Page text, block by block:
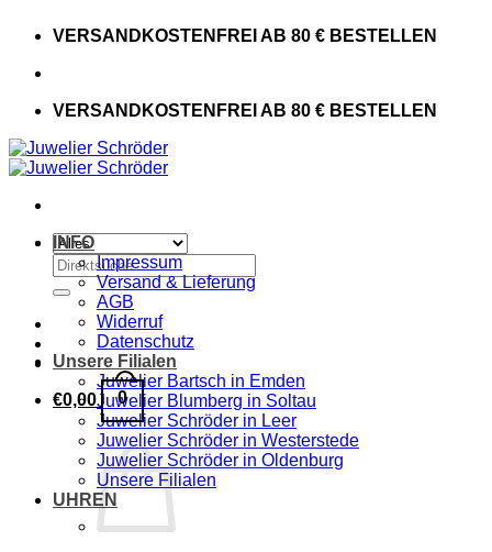
Inhalt
VERSANDKOSTENFREI AB 80 € BESTELLEN
VERSANDKOSTENFREI AB 80 € BESTELLEN
Suchen
nach:
€0,00 0
INFO
Impressum
Versand & Lieferung
AGB
Widerruf
Datenschutz
Unsere Filialen
Juwelier Bartsch in Emden
Juwelier Blumberg in Soltau
Juwelier Schröder in Leer
Juwelier Schröder in Westerstede
Juwelier Schröder in Oldenburg
Unsere Filialen
UHREN